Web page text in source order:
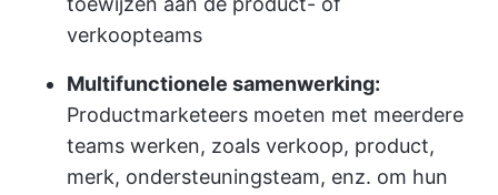
verkoopteams
Multifunctionele samenwerking:
Productmarketeers moeten met meerdere
teams werken, zoals verkoop, product,
merk, ondersteuningsteam, enz. om hun